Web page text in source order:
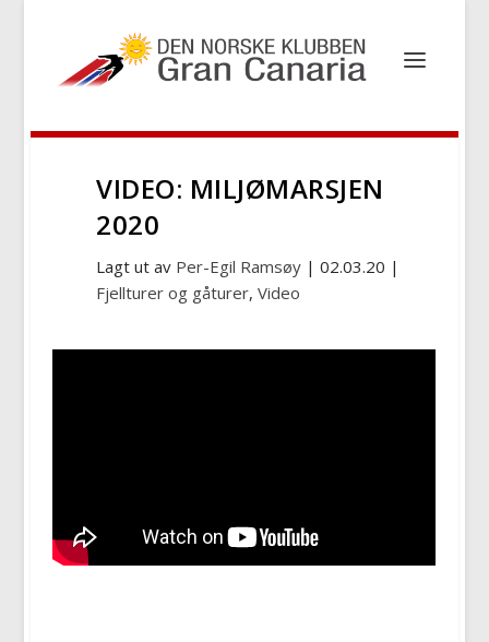
VIDEO: MILJØMARSJEN
2020
Lagt ut av Per-Egil Ramsøy |02.03.20 |
Fjellturer og gåturer,Video